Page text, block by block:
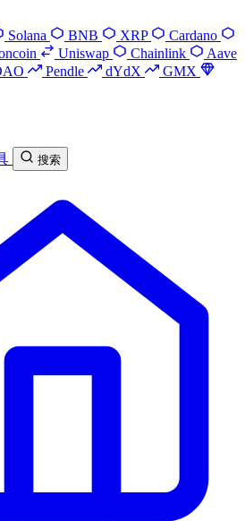
Solana BNB XRP
Cardano
Uniswap Chainlink
Aave
Pendle dYdX
GMX
搜索